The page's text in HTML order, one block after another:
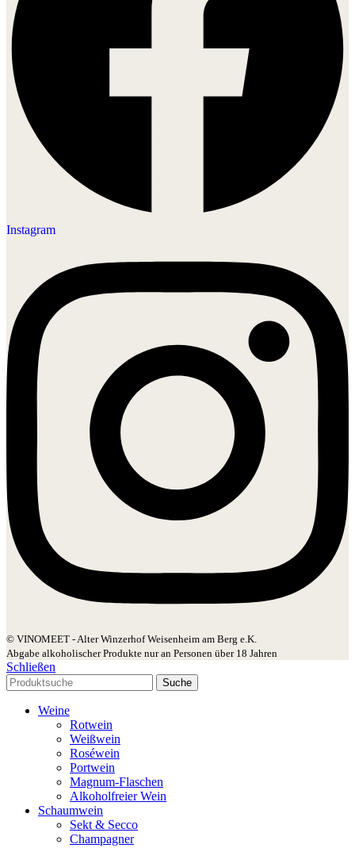
Instagram
© VINOMEET - Alter Winzerhof Weisenheim am Berg e.K.
Abgabe alkoholischer Produkte nur an Personen über 18 Jahren
Schließen
Suche
Weine
Rotwein
Weißwein
Roséwein
Portwein
Magnum-Flaschen
Alkoholfreier Wein
Schaumwein
Sekt & Secco
Champagner